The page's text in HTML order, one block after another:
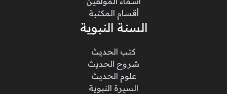
أقسام المكتبة
السنة النبوية
كتب الحديث
شروح الحديث
علوم الحديث
السيرة النبوية